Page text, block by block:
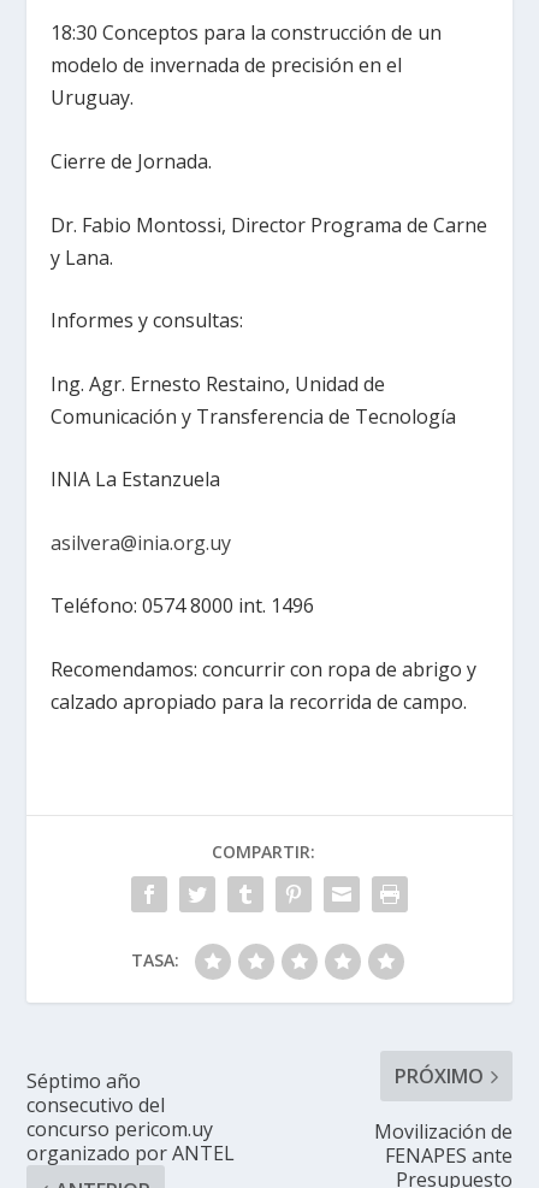
18:30 Conceptos para la construcción de un
modelo de invernada de precisión en el
Uruguay.
Cierre de Jornada.
Dr. Fabio Montossi, Director Programa de Carne
y Lana.
Informes y consultas:
Ing. Agr. Ernesto Restaino, Unidad de
Comunicación y Transferencia de Tecnología
INIA La Estanzuela
asilvera@inia.org.uy
Teléfono: 0574 8000 int. 1496
Recomendamos: concurrir con ropa de abrigo y
calzado apropiado para la recorrida de campo.
COMPARTIR:
TASA:
Séptimo año
consecutivo del
concurso pericom.uy
organizado por ANTEL
PRÓXIMO
Movilización de
FENAPES ante
Presupuesto